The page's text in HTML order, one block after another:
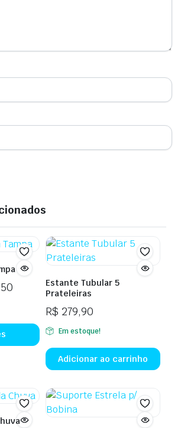
Estante Tubular 5
Prateleiras
R$ 279,90
Em estoque!
Adicionar ao carrinho